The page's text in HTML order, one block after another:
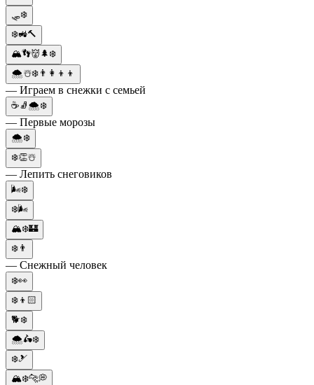
🛷❄️
❄️🚜🔨
🏔️👣👹🌲❄️
🌨☃️❄️👨‍👩‍👦‍👦
— Играем в снежки с семьей
☕🧦🌨❄️
— Первые морозы
🌨️❄️
❄️👏☃️
— Лепить снеговиков
🌬️❄️
❄️🌬️
🏔️❄️🏰
❄️👨
— Снежный человек
❄️👀
❄️👦🏻
🐕❄️
🌨️🛵❄️
❄️🎿
🏔️❄️🐆💭